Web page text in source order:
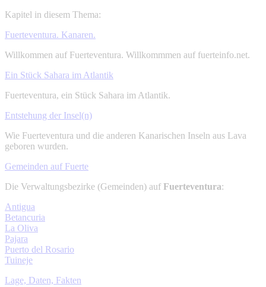
Kapitel in diesem Thema:
Fuerteventura. Kanaren.
Willkommen auf Fuerteventura. Willkommmen auf fuerteinfo.net.
Ein Stück Sahara im Atlantik
Fuerteventura, ein Stück Sahara im Atlantik.
Entstehung der Insel(n)
Wie Fuerteventura und die anderen Kanarischen Inseln aus Lava
geboren wurden.
Gemeinden auf Fuerte
Die Verwaltungsbezirke (Gemeinden) auf Fuerteventura:
Antigua
Betancuria
La Oliva
Pajara
Puerto del Rosario
Tuineje
Lage, Daten, Fakten